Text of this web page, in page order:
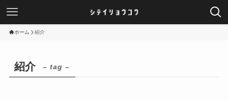
ホーム 紹介
紹介 – tag –